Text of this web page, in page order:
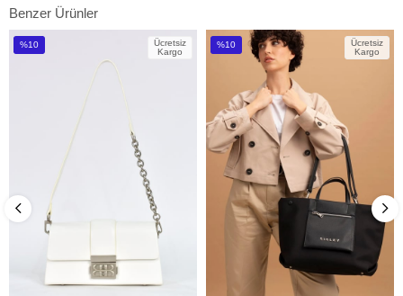
Benzer Ürünler
%10
Ücretsiz
Kargo
%10
Ücretsiz
Kargo